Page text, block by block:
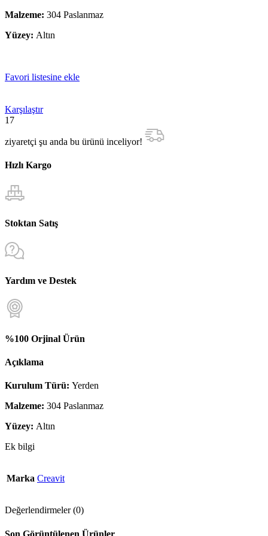
Malzeme: 304 Paslanmaz
Yüzey: Altın
Favori listesine ekle
Karşılaştır
17
ziyaretçi şu anda bu ürünü inceliyor!
Hızlı Kargo
Stoktan Satış
Yardım ve Destek
%100 Orjinal Ürün
Açıklama
Kurulum Türü: Yerden
Malzeme: 304 Paslanmaz
Yüzey: Altın
Ek bilgi
Marka Creavit
Değerlendirmeler (0)
Son Görüntülenen Ürünler